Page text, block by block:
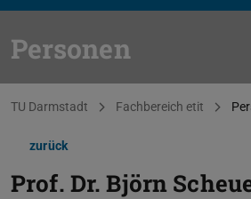
Personen
Sie befinden sich hier:
TU Darmstadt Fachbereich etit
zurück
Prof. Dr. Björn